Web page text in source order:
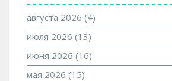
августа 2026 (4)
июля 2026 (13)
июня 2026 (16)
мая 2026 (15)